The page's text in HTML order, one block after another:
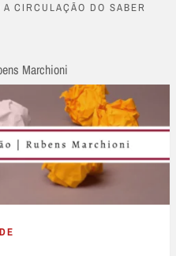
CIRCULAÇÃO DO SABER
Marchioni